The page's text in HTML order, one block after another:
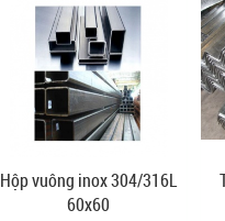
Hộp vuông inox 304/316L
60x60